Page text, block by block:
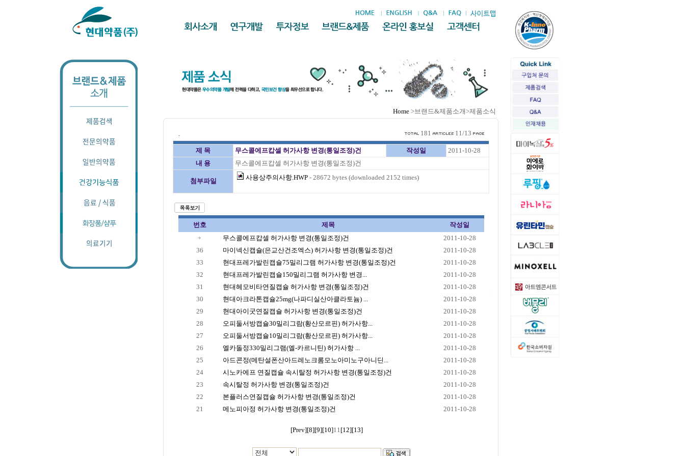
Home >브랜드&제품소개>제품소식
. 181 11/13
제 목 무스콜에프캅셀 허가사항 변경(통일조정)건 작성일
2011-10-28
내 용
무스콜에프캅셀 허가사항 변경(통일조정)건
첨부파일 사용상주의사항.HWP - 28672 bytes (downloaded 2152 times)
번호 제목
작성일
무스콜에프캅셀 허가사항 변경(통일조정)건
2011-10-28
36
마이넥신캡슐(은교산건조엑스) 허가사항 변경(통일조정)건
2011-10-28
33
현대프레가발린캡슐75밀리그램 허가사항 변경(통일조정)건
2011-10-28
32
현대프레가발린캡슐150밀리그램 허가사항 변경...
2011-10-28
31
현대헤모비타연질캡슐 허가사항 변경(통일조정)건
2011-10-28
30
현대아크라톤캡슐25mg(나파디실산아클라토늄) ...
2011-10-28
29
현대아이굿연질캡슐 허가사항 변경(통일조정)건
2011-10-28
28
오피둘서방캡슐30밀리그람(황산모르핀) 허가사항...
2011-10-28
27
오피둘서방캡슐10밀리그람(황산모르핀) 허가사항...
2011-10-28
26
엘카돌정330밀리그램(엘-카르니틴) 허가사항 ...
2011-10-28
25
아드콘정(메탄설폰산아드레노크롬모노아미노구아니딘...
2011-10-28
24
시노카에프 연질캡슐 속시탈정 허가사항 변경(통일조정)건
2011-10-28
23
속시탈정 허가사항 변경(통일조정)건
2011-10-28
22
본플러스연질캡슐 허가사항 변경(통일조정)건
2011-10-28
21
메노피아정 허가사항 변경(통일조정)건 2011-10-28
[Prev][8][9][10]11[12][13]